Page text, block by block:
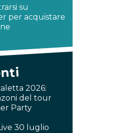
su
per acquistare
2026:
del tour
Party
30 luglio